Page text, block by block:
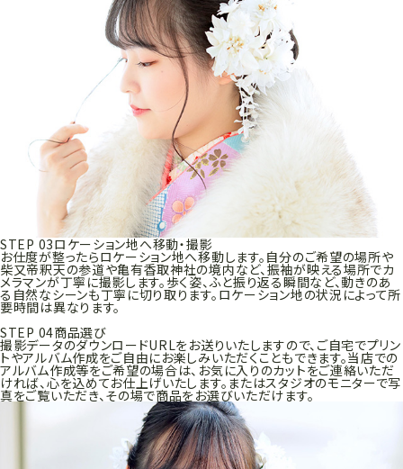
STEP 03ロケーション地へ移動・撮影
お仕度が整ったらロケーション地へ移動します。自分のご希望の場所や
柴又帝釈天の参道や亀有香取神社の境内など、振袖が映える場所でカ
メラマンが丁寧に撮影します。歩く姿、ふと振り返る瞬間など、動きのあ
る自然なシーンも丁寧に切り取ります。ロケーション地の状況によって所
要時間は異なります。
STEP 04商品選び
撮影データのダウンロードURLをお送りいたしますので、ご自宅でプリン
トやアルバム作成をご自由にお楽しみいただくこともできます。当店での
アルバム作成等をご希望の場合は、お気に入りのカットをご連絡いただ
ければ、心を込めてお仕上げいたします。またはスタジオのモニターで写
真をご覧いただき、その場で商品をお選びいただけます。